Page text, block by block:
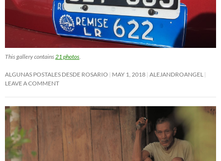
This gallery contains 21 photos
ALGUNAS POSTALES DESDE ROSARIO MAY 1, 2018 ALEJANDROANGEL
LEAVE A COMMENT